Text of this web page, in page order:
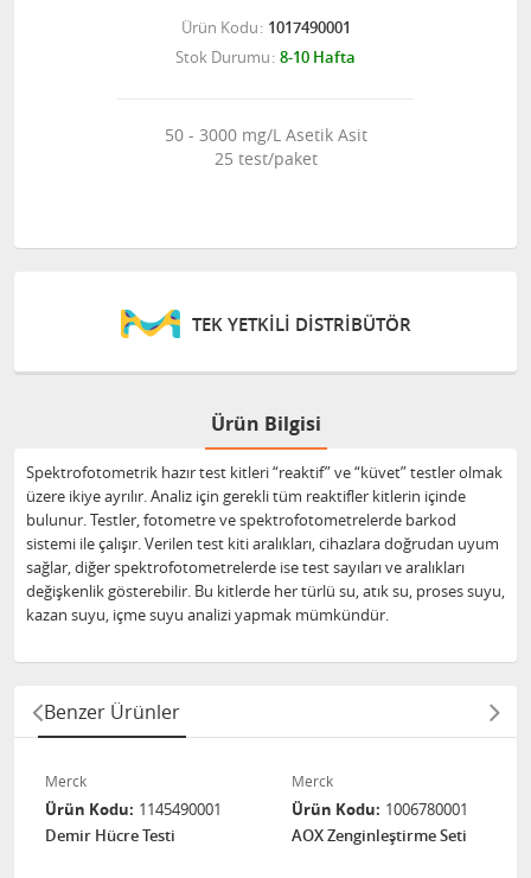
Ürün Kodu 1017490001
Stok Durumu 8-10 Hafta
50 - 3000 mg/L Asetik Asit
25 test/paket
TEK YETKİLİ DİSTRİBÜTÖR
Ürün Bilgisi
Spektrofotometrik hazır test kitleri “reaktif” ve “küvet” testler olmak
üzere ikiye ayrılır. Analiz için gerekli tüm reaktifler kitlerin içinde
bulunur. Testler, fotometre ve spektrofotometrelerde barkod
sistemi ile çalışır. Verilen test kiti aralıkları, cihazlara doğrudan uyum
sağlar, diğer spektrofotometrelerde ise test sayıları ve aralıkları
değişkenlik gösterebilir. Bu kitlerde her türlü su, atık su, proses suyu,
kazan suyu, içme suyu analizi yapmak mümkündür.
Benzer Ürünler
Merck
Ürün Kodu 1145490001
Demir Hücre Testi
Merck
Ürün Kodu 1006780001
AOX Zenginleştirme Seti